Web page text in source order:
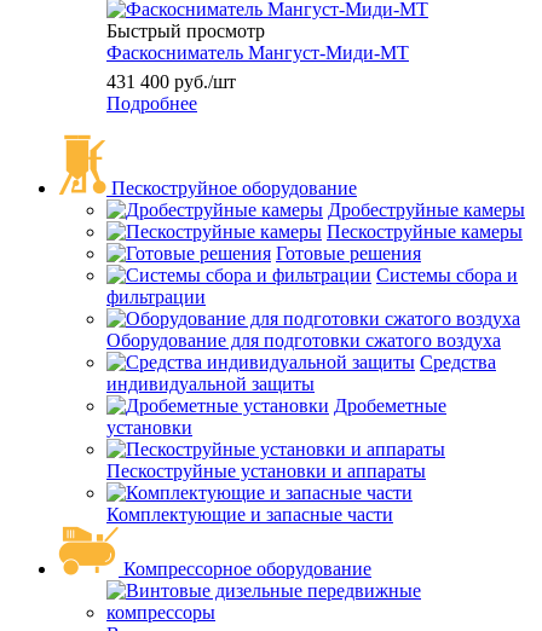
Быстрый просмотр
Фаскосниматель Мангуст-Миди-МТ
431 400 руб./шт
Подробнее
Пескоструйное оборудование
Дробеструйные камеры
Пескоструйные камеры
Готовые решения
Системы сбора и
фильтрации
Оборудование для подготовки сжатого воздуха
Средства
индивидуальной защиты
Дробеметные
установки
Пескоструйные установки и аппараты
Комплектующие и запасные части
Компрессорное оборудование